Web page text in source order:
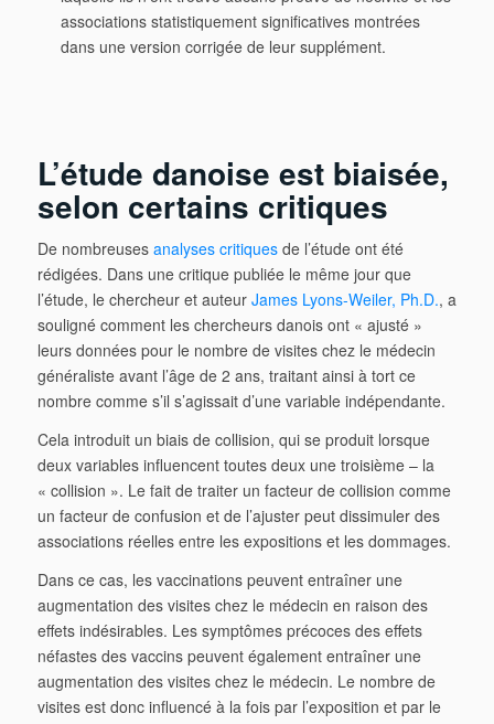
associations statistiquement significatives montrées
dans une version corrigée de leur supplément.
L’étude danoise est biaisée,
selon certains critiques
De nombreuses analyses critiquesde l’étude ont été
rédigées. Dans une critique publiée le même jour que
l’étude, le chercheur et auteur James Lyons-Weiler, Ph.D., a
souligné comment les chercheurs danois ont « ajusté »
leurs données pour le nombre de visites chez le médecin
généraliste avant l’âge de 2 ans, traitant ainsi à tort ce
nombre comme s’il s’agissait d’une variable indépendante.
Cela introduit un biais de collision, qui se produit lorsque
deux variables influencent toutes deux une troisième – la
« collision ». Le fait de traiter un facteur de collision comme
un facteur de confusion et de l’ajuster peut dissimuler des
associations réelles entre les expositions et les dommages.
Dans ce cas, les vaccinations peuvent entraîner une
augmentation des visites chez le médecin en raison des
effets indésirables. Les symptômes précoces des effets
néfastes des vaccins peuvent également entraîner une
augmentation des visites chez le médecin. Le nombre de
visites est donc influencé à la fois par l’exposition et par le